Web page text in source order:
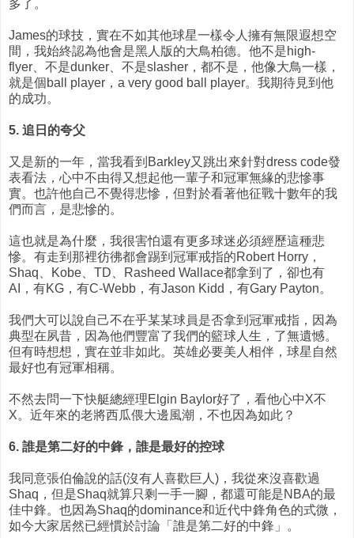
多了。
James的球技，實在不如其他球星一樣令人擁有無限遐想空
間，我始終認為他會是黑人版的大鳥柏德。他不是high-
flyer、不是dunker、不是slasher，都不是，他像大鳥一樣，
就是個ball player，a very good ball player。我期待見到他
的成功。
5. 追日的夸父
又是新的一年，當我看到Barkley又跳出來針對dress code發
表看法，心中不由得又想起他一輩子和冠軍無緣的悲慘事
實。也許他自己不覺得悲慘，但對於看著他征戰十數年的我
們而言，是悲慘的。
這也就是為什麼，我很害怕還有更多球迷必須經歷這種悲
慘。有走到那裡彷彿都會踢到冠軍戒指的Robert Horry，
Shaq、Kobe、TD、Rasheed Wallace都拿到了，卻也有
AI，有KG，有C-Webb，有Jason Kidd，有Gary Payton。
我們大可以說自己不在乎某某球員是否拿到冠軍戒指，因為
典型在夙昔，因為他們豐富了我們的籃球人生，了無遺憾。
但有時想想，實在並非如此。英雄必要美人相伴，球星自然
最好也有冠軍相稱。
不然去問一下快艇總經理Elgin Baylor好了，看他心中X不
X。近年來的老將西瓜偎大邊風潮，不也因為如此？
6. 誰是第二好的中鋒，誰是最好的控球
我同意張伯倫說的話(沒有人喜歡巨人)，我從來沒喜歡過
Shaq，但是Shaq就算只剩一手一腳，都還可能是NBA的最
佳中鋒。也因為Shaq的dominance和近代中鋒角色的式微，
如今大家居然已經慣於討論「誰是第二好的中鋒」。